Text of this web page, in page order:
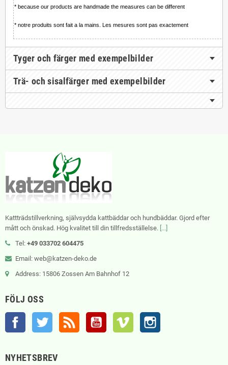
* because our products are handmade the measures can be different
* notre produits sont fait a la mains. Les mesures sont pas exactement
Tyger och färger med exempelbilder
Trä- och sisalfärger med exempelbilder
Kattträdstillverkning, självsydda kattbäddar och hundbäddar. Gjord efter
mått och önskad. Hög kvalitet till din tillfredsställelse. [...]
Tel: +49 033702 604475
Email: web@katzen-deko.de
Address: 15806 Zossen Am Bahnhof 12
FÖLJ OSS
Facebook Twitter RSS YouTube Vimeo
NYHETSBREV